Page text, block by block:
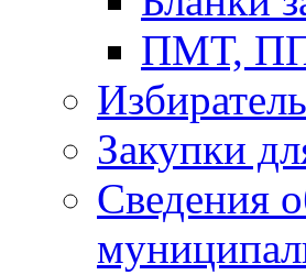
ПМТ,
Закупки
Сведения